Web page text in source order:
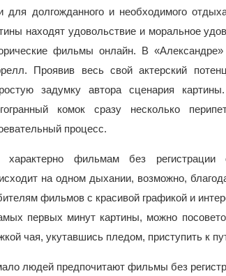
для долгожданного и необходимого
находят удовольствие и моральное
фильмы онлайн. В
Проявив весь свой актерский
задумку автора сценария
комок сразу несколько
процесс.
характерно фильмам без регистрации
на одном дыхании, возможно,
фильмов с красивой графикой и
первых минут картины, можно
чая, укутавшись пледом, приступить к
людей предпочитают фильмы без